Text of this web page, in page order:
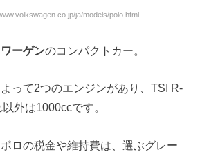
ja/models/polo.html
ーゲンのコンパクトカー。
って2つのエンジンがあり、TSI R-
外は1000ccです。
ロの税金や維持費は、選ぶグレー